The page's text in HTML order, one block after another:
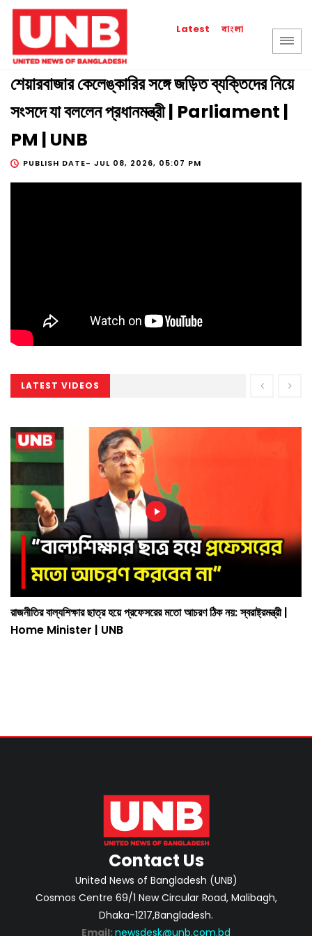
Latest বাংলা
শেয়ারবাজার কেলেঙ্কারির সঙ্গে জড়িত ব্যক্তিদের নিয়ে
সংসদে যা বললেন প্রধানমন্ত্রী | Parliament |
PM | UNB
PUBLISH DATE- JUL 08, 2026, 05:07 PM
LATEST VIDEOS
রাজনীতির বাল্যশিক্ষার ছাত্র হয়ে প্রফেসরের মতো আচরণ ঠিক নয়: স্বরাষ্ট্রমন্ত্রী |
Home Minister | UNB
Contact Us
United News of Bangladesh (UNB)
Cosmos Centre 69/1 New Circular Road, Malibagh,
Dhaka-1217,Bangladesh.
Email: newsdesk@unb.com.bd